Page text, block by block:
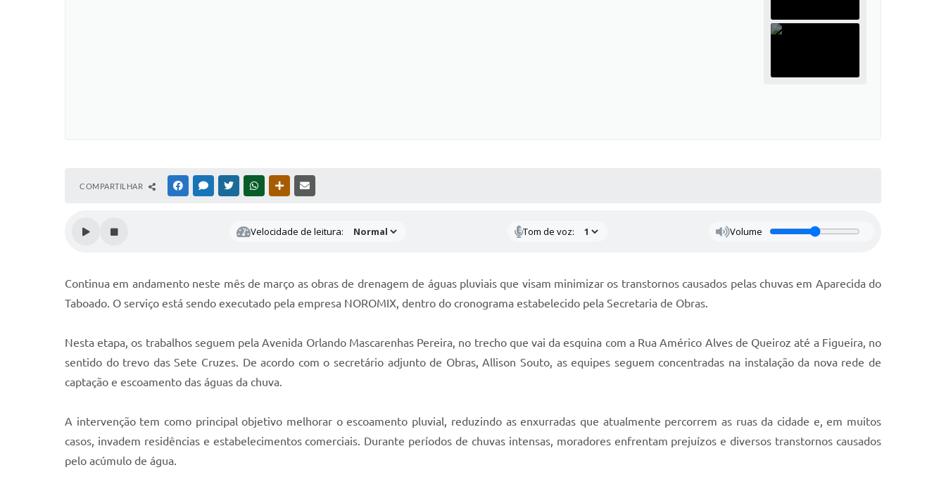
COMPARTILHAR FACEBOOKMESSENGER
TWITTERWHATSAPPOUTRAS MÍDIAS
Velocidade de leitura: Tom de voz: Volume
Continua em andamento neste mês de março as obras de drenagem de águas pluviais que visam minimizar os transtornos causados pelas chuvas em Aparecida do
Taboado. O serviço está sendo executado pela empresa NOROMIX, dentro do cronograma estabelecido pela Secretaria de Obras.
Nesta etapa, os trabalhos seguem pela Avenida Orlando Mascarenhas Pereira, no trecho que vai da esquina com a Rua Américo Alves de Queiroz até a Figueira, no
sentido do trevo das Sete Cruzes. De acordo com o secretário adjunto de Obras, Allison Souto, as equipes seguem concentradas na instalação da nova rede de
captação e escoamento das águas da chuva.
A intervenção tem como principal objetivo melhorar o escoamento pluvial, reduzindo as enxurradas que atualmente percorrem as ruas da cidade e, em muitos
casos, invadem residências e estabelecimentos comerciais. Durante períodos de chuvas intensas, moradores enfrentam prejuízos e diversos transtornos causados
pelo acúmulo de água.